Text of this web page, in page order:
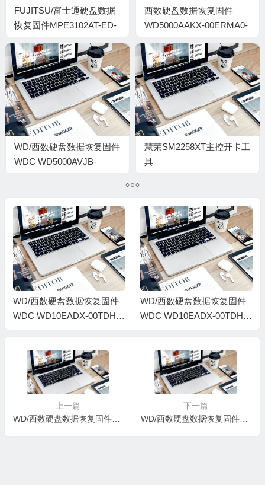
FUJITSU/富士通硬盘数据
恢复固件MPE3102AT-ED-
西数硬盘数据恢复固件
WD5000AAKX-00ERMA0-
WCC2E0770379-
0002000G
WD/西数硬盘数据恢复固件
WDC WD5000AVJB-
000500DB-1311
慧荣SM2258XT主控开卡工
具
WD/西数硬盘数据恢复固件
WDC WD10EADX-00TDHB
WD/西数硬盘数据恢复固件
WDC WD10EADX-00TDHB
上一篇
WD/西数硬盘数据恢复固件WDC WD10EARS-003BB1-80.00A80-WD-WCAV5M932319-0000003B-1278
下一篇
WD/西数硬盘数据恢复固件WDC WD10EADX-00TDHB0_77.04D77_WD-WCAV5M513626-007700CD-1974